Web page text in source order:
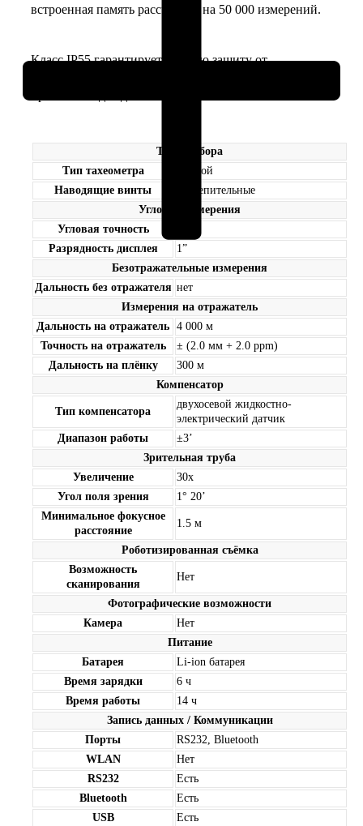
встроенная память рассчитана на 50 000 измерений.
Класс IP55 гарантирует полную защиту от
Тип прибора
Тип тахеометра
Ручной
Наводящие винты
Закрепительные
Угловые измерения
Угловая точность
Разрядность дисплея
1”
Безотражательные измерения
Дальность без отражателя нет
Измерения на отражатель
Дальность на отражатель 4 000 м
Точность на отражатель
± (2.0 мм + 2.0 ppm)
Дальность на плёнку
300 м
Компенсатор
Тип компенсатора
двухосевой жидкостно-
электрический датчик
Диапазон работы
±3’
Зрительная труба
Увеличение
30х
Угол поля зрения
1° 20’
Минимальное фокусное
расстояние
1.5 м
Роботизированная съёмка
Возможность
сканирования
Нет
Фотографические возможности
Камера
Нет
Питание
Батарея
Li-ion батарея
Время зарядки
6 ч
Время работы
14 ч
Запись данных / Коммуникации
Порты
RS232, Bluetooth
WLAN
Нет
RS232
Есть
Bluetooth
Есть
USB
Есть